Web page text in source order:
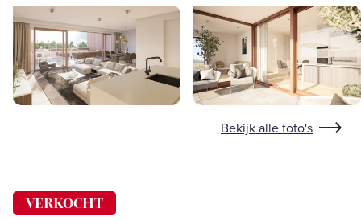
Bekijk alle foto's
VERKOCHT